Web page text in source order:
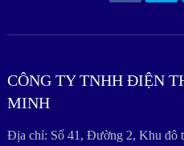
CÔNG TY TNHH ĐIỆN
MINH
Địa chỉ: Số 41, Đường 2, Khu đô